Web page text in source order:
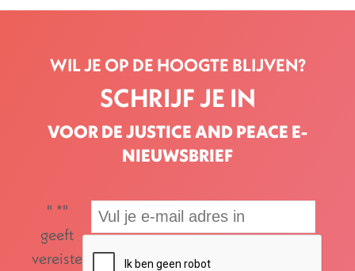
WIL JE OP DE HOOGTE BLIJVEN?
SCHRIJF JE IN
VOOR DE JUSTICE AND PEACE E-
NIEUWSBRIEF
" *"
geeft
vereiste